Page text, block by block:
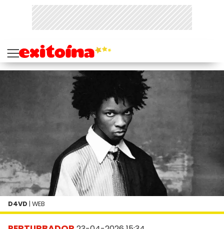
D4VD | WEB